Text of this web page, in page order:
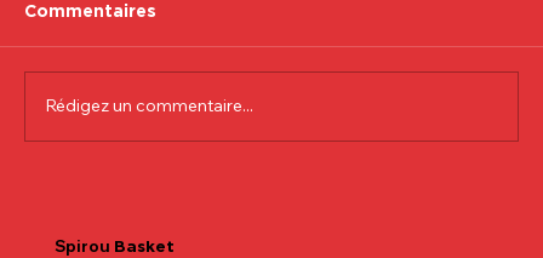
Commentaires
Rédigez un commentaire...
Spirou Basket